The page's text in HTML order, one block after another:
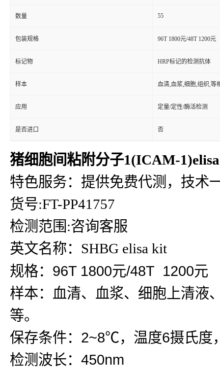
数量 55
包装规格 96T 1800元/48T 1200元
标记物 HRP标记的检测抗体
样本 血清,血浆,细胞,组织,等
应用 定量/定性/酶活检测
是否进口 否
猪细胞间粘附分子1(ICAM-
特色服务：提供免费代测，技术
货号:FT-PP41757
检测范围:咨询客服
英文名称：SHBG elisa kit
规格：96T 1800元/48T 1200元
样本：血清、血浆、细胞上清液
等。
保存条件：2~8℃，温度6摄氏度
检测波长：450nm